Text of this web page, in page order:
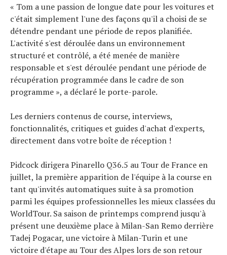
« Tom a une passion de longue date pour les voitures et
c'était simplement l'une des façons qu'il a choisi de se
détendre pendant une période de repos planifiée.
L'activité s'est déroulée dans un environnement
structuré et contrôlé, a été menée de manière
responsable et s'est déroulée pendant une période de
récupération programmée dans le cadre de son
programme », a déclaré le porte-parole.
Les derniers contenus de course, interviews,
fonctionnalités, critiques et guides d'achat d'experts,
directement dans votre boîte de réception !
Pidcock dirigera Pinarello Q36.5 au Tour de France en
juillet, la première apparition de l'équipe à la course en
tant qu'invités automatiques suite à sa promotion
parmi les équipes professionnelles les mieux classées du
WorldTour. Sa saison de printemps comprend jusqu'à
présent une deuxième place à Milan-San Remo derrière
Tadej Pogacar, une victoire à Milan-Turin et une
victoire d'étape au Tour des Alpes lors de son retour